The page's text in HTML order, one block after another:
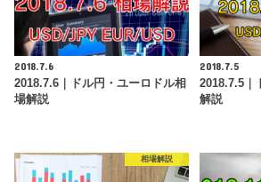
2018.7.6
2018.7.6｜ドル円・ユーロドル相
場解説
2018.7.5
2018.7.5｜
解説
相場解説